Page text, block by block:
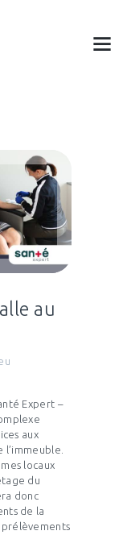
au
Expert –
aux
locaux
du
donc
de la
prélèvements